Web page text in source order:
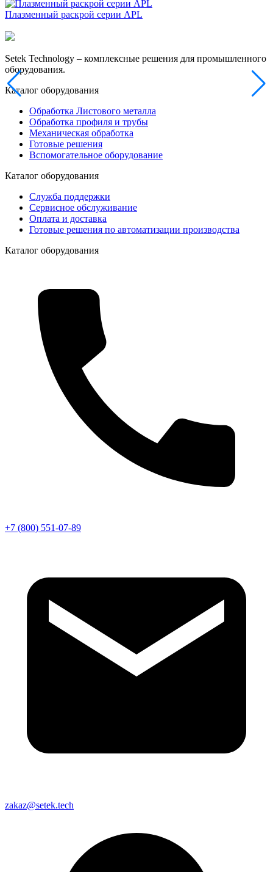
Плазменный раскрой серии APL
Setek Technology – комплексные решения для промышленного
оборудования.
Каталог оборудования
Обработка Листового металла
Обработка профиля и трубы
Механическая обработка
Готовые решения
Вспомогательное оборудование
Каталог оборудования
Служба поддержки
Сервисное обслуживание
Оплата и доставка
Готовые решения по автоматизации производства
Каталог оборудования
+7 (800) 551-07-89
zakaz@setek.tech